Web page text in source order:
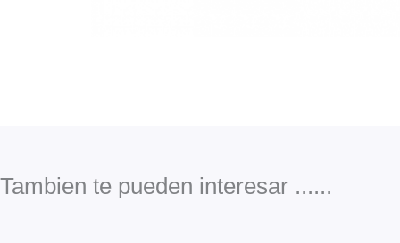
Tambien te pueden interesar ......